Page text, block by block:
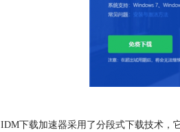
IDM下载加速器采用了分段式下载技术，